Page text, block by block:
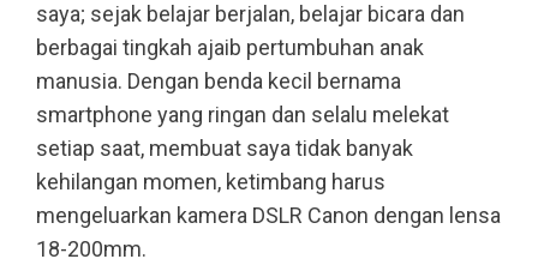
saya; sejak belajar berjalan, belajar bicara dan
berbagai tingkah ajaib pertumbuhan anak
manusia. Dengan benda kecil bernama
smartphone yang ringan dan selalu melekat
setiap saat, membuat saya tidak banyak
kehilangan momen, ketimbang harus
mengeluarkan kamera DSLR Canon dengan lensa
18-200mm.